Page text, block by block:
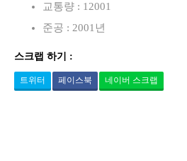
교통량 : 12001
준공 : 2001년
스크랩 하기 :
트위터 페이스북 네이버 스크랩